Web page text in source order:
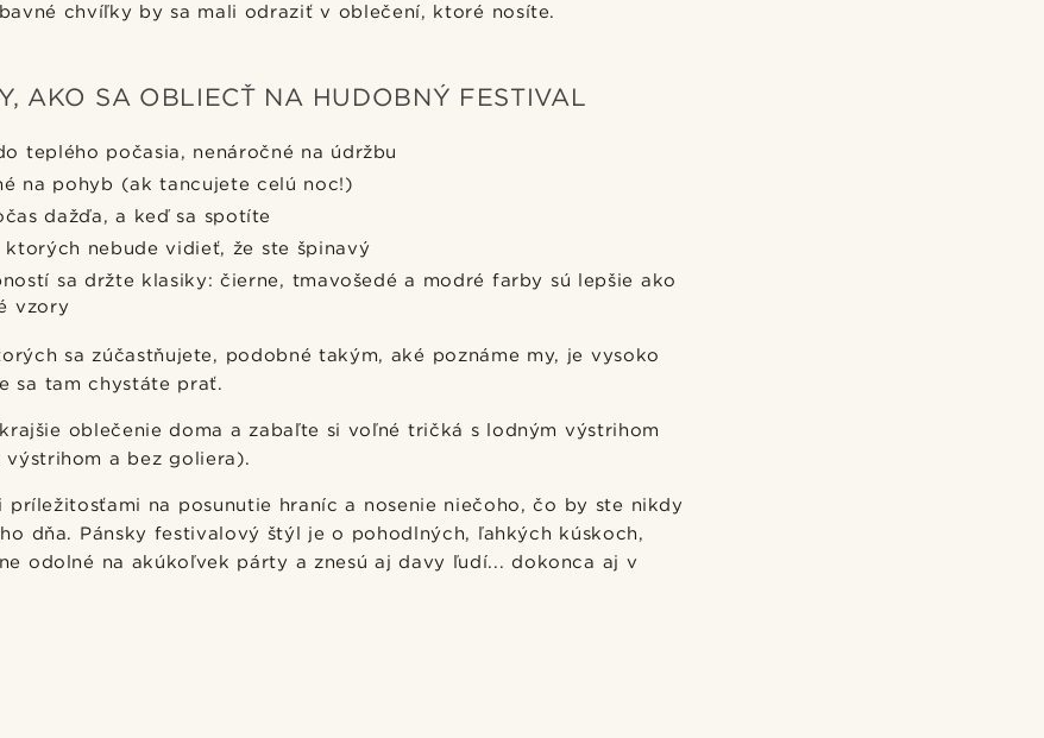
chvíľky by sa mali odraziť v oblečení, ktoré nosíte.
AKO SA OBLIECŤ NA HUDOBNÝ FESTIVAL
teplého počasia, nenáročné na údržbu
na pohyb (ak tancujete celú noc!)
dažďa, a keď sa spotíte
ktorých nebude vidieť, že ste špinavý
sa držte klasiky: čierne, tmavošedé a modré farby sú lepšie ako
vzory
sa zúčastňujete, podobné takým, aké poznáme my, je vysoko
sa tam chystáte prať.
oblečenie doma a zabaľte si voľné tričká s lodným výstrihom
a bez goliera).
príležitosťami na posunutie hraníc a nosenie niečoho, čo by ste nikdy
dňa. Pánsky festivalový štýl je o pohodlných, ľahkých kúskoch,
odolné na akúkoľvek párty a znesú aj davy ľudí... dokonca aj v